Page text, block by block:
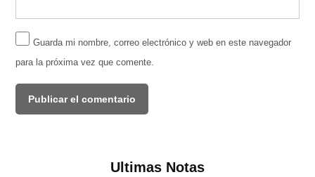
Guarda mi nombre, correo electrónico y web en este navegador
para la próxima vez que comente.
Ultimas Notas